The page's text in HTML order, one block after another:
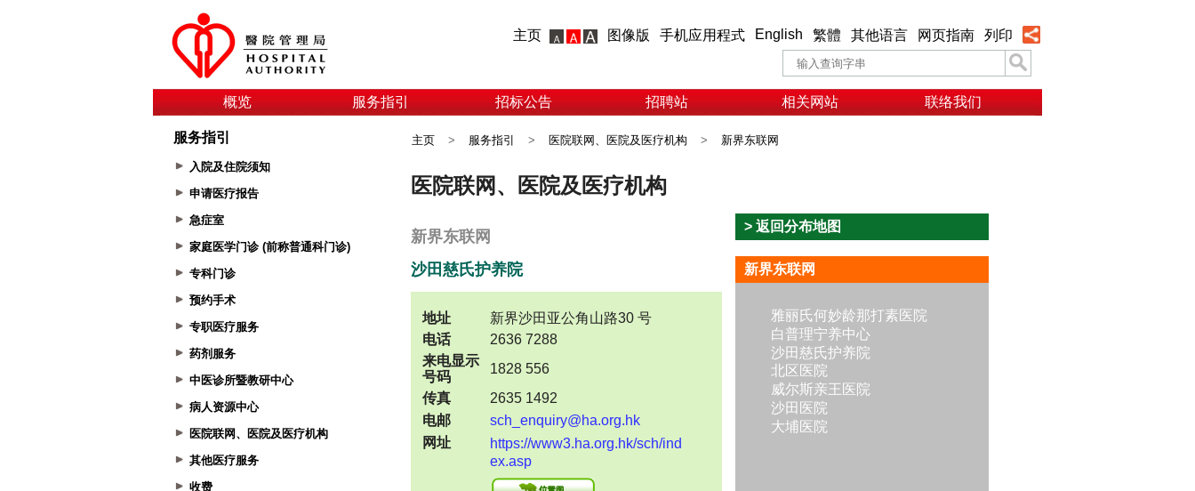
主页 图像版 手机应用程式 English 繁體 其他语言 网页指南 列印
概览 服务指引 招标公告 招聘站 相关网站 联络我们
服务指引
入院及住院须知
申请医疗报告
急症室
家庭医学门诊 (前称普通科门诊)
专科门诊
预约手术
专职医疗服务
药剂服务
中医诊所暨教研中心
病人资源中心
医院联网、医院及医疗机构
其他医疗服务
收费
主页 > 服务指引 > 医院联网、医院及医疗机构 > 新界东联网